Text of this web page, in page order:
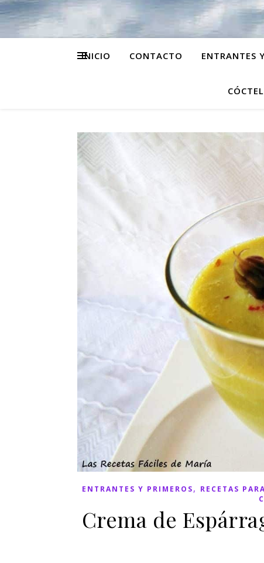
INICIO CONTACTO ENTRANTES
ENTRANTES Y PRIMEROS, RECETAS
Crema de